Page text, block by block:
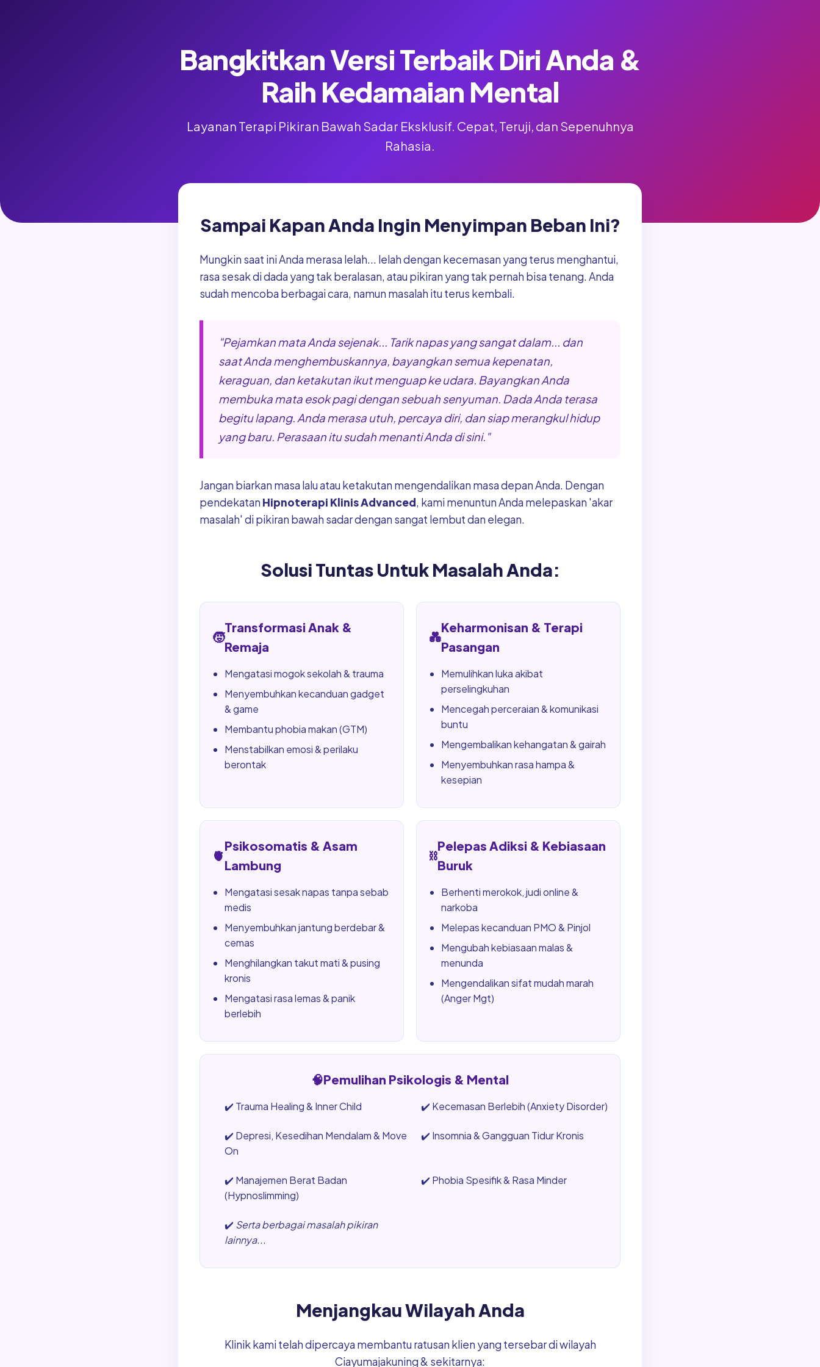
Bangkitkan Versi Terbaik Diri Anda &
Raih Kedamaian Mental
Layanan Terapi Pikiran Bawah Sadar Eksklusif. Cepat, Teruji, dan Sepenuhnya
Rahasia.
Sampai Kapan Anda Ingin Menyimpan Beban Ini?
Mungkin saat ini Anda merasa lelah... lelah dengan kecemasan yang terus menghantui,
rasa sesak di dada yang tak beralasan, atau pikiran yang tak pernah bisa tenang. Anda
sudah mencoba berbagai cara, namun masalah itu terus kembali.
"Pejamkan mata Anda sejenak... Tarik napas yang sangat dalam... dan
saat Anda menghembuskannya, bayangkan semua kepenatan,
keraguan, dan ketakutan ikut menguap ke udara. Bayangkan Anda
membuka mata esok pagi dengan sebuah senyuman. Dada Anda terasa
begitu lapang. Anda merasa utuh, percaya diri, dan siap merangkul hidup
yang baru. Perasaan itu sudah menanti Anda di sini."
Jangan biarkan masa lalu atau ketakutan mengendalikan masa depan Anda. Dengan
pendekatan Hipnoterapi Klinis Advanced, kami menuntun Anda melepaskan 'akar
masalah' di pikiran bawah sadar dengan sangat lembut dan elegan.
Solusi Tuntas Untuk Masalah Anda:
🧒
Transformasi Anak &
Remaja
Mengatasi mogok sekolah & trauma
Menyembuhkan kecanduan gadget
& game
Membantu phobia makan (GTM)
Menstabilkan emosi & perilaku
berontak
💑
Keharmonisan & Terapi
Pasangan
Memulihkan luka akibat
perselingkuhan
Mencegah perceraian & komunikasi
buntu
Mengembalikan kehangatan & gairah
Menyembuhkan rasa hampa &
kesepian
🫀
Psikosomatis & Asam
Lambung
Mengatasi sesak napas tanpa sebab
medis
Menyembuhkan jantung berdebar &
cemas
Menghilangkan takut mati & pusing
kronis
Mengatasi rasa lemas & panik
berlebih
⛓️
Pelepas Adiksi & Kebiasaan
Buruk
Berhenti merokok, judi online &
narkoba
Melepas kecanduan PMO & Pinjol
Mengubah kebiasaan malas &
menunda
Mengendalikan sifat mudah marah
(Anger Mgt)
🧠Pemulihan Psikologis & Mental
✔️ Trauma Healing & Inner Child ✔️ Kecemasan Berlebih (Anxiety Disorder)
✔️ Depresi, Kesedihan Mendalam & Move
On
✔️ Insomnia & Gangguan Tidur Kronis
✔️ Manajemen Berat Badan
(Hypnoslimming)
✔️ Phobia Spesifik & Rasa Minder
✔️ Serta berbagai masalah pikiran
lainnya...
Menjangkau Wilayah Anda
Klinik kami telah dipercaya membantu ratusan klien yang tersebar di wilayah
Ciayumajakuning & sekitarnya: